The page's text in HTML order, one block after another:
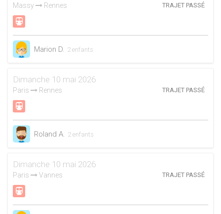
Massy Rennes TRAJET PASSÉ
Marion D. 2 enfants
Dimanche 10 mai 2026
Paris Rennes TRAJET PASSÉ
Roland A. 2 enfants
Dimanche 10 mai 2026
Paris Vannes TRAJET PASSÉ